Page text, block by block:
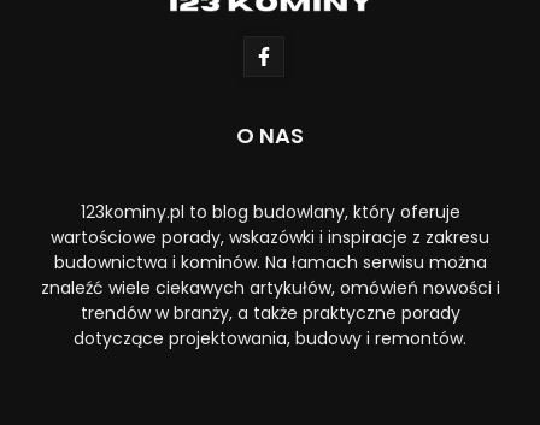
O NAS
123kominy.pl to blog budowlany, który oferuje
wartościowe porady, wskazówki i inspiracje z zakresu
budownictwa i kominów. Na łamach serwisu można
znaleźć wiele ciekawych artykułów, omówień nowości i
trendów w branży, a także praktyczne porady
dotyczące projektowania, budowy i remontów.